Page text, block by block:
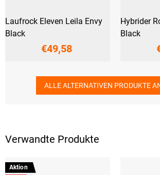
Verwandte Produkte
Aktion
Laufrock Eleven Leila Envy
Black
€49,58
Hybrider
Black
ALLE ALTERNATIVEN PRODUKTE